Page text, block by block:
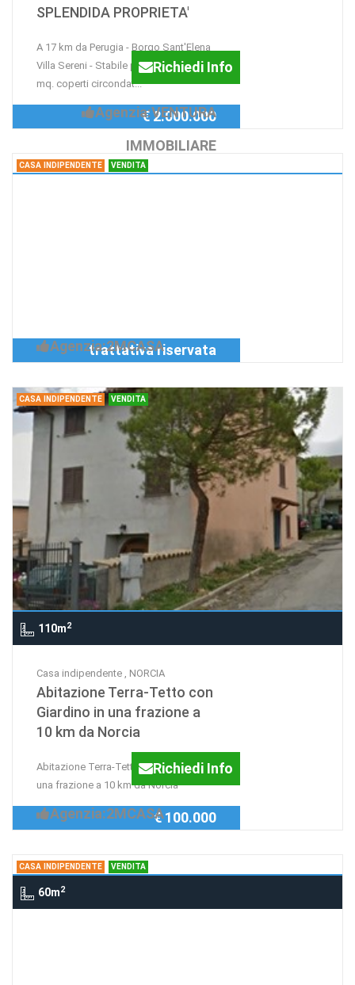
SPLENDIDA PROPRIETA'
A 17 km da Perugia - Borgo Sant'Elena
Villa Sereni - Stabile padronale di 3000
mq. coperti circondat...
Richiedi Info
Agenzia:VENTURA
IMMOBILIARE
€ 2.000.000
CASA INDIPENDENTE VENDITA
Agenzia:2MCASA
trattativa riservata
CASA INDIPENDENTE VENDITA
110m2
Casa indipendente , NORCIA
Abitazione Terra-Tetto con
Giardino in una frazione a
10 km da Norcia
Abitazione Terra-Tetto con Giardino in
una frazione a 10 km da Norcia
Richiedi Info
Agenzia:2MCASA€ 100.000
CASA INDIPENDENTE VENDITA
60m2